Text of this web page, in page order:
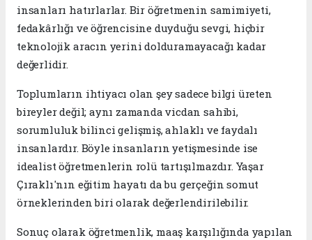
insanları hatırlarlar. Bir öğretmenin samimiyeti,
fedakârlığı ve öğrencisine duyduğu sevgi, hiçbir
teknolojik aracın yerini dolduramayacağı kadar
değerlidir.
Toplumların ihtiyacı olan şey sadece bilgi üreten
bireyler değil; aynı zamanda vicdan sahibi,
sorumluluk bilinci gelişmiş, ahlaklı ve faydalı
insanlardır. Böyle insanların yetişmesinde ise
idealist öğretmenlerin rolü tartışılmazdır. Yaşar
Çıraklı'nın eğitim hayatı da bu gerçeğin somut
örneklerinden biri olarak değerlendirilebilir.
Sonuç olarak öğretmenlik, maaş karşılığında yapılan